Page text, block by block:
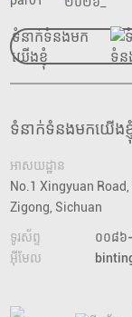
ទំនាក់ទំនងមក
យើងខ្ញុំ
ទំនាក់ទំនងមកយើងខ្
អាសយដ្ឋាន
No.1 Xingyuan
Zigong, Sichuan
ទូរស័ព្ទ
០០៨
អ៊ីមែល